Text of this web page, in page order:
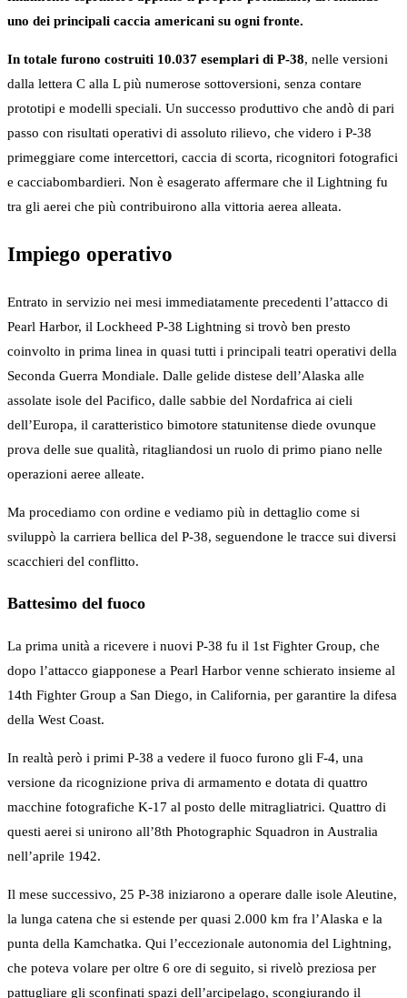
uno dei principali caccia americani su ogni fronte.
In totale furono costruiti 10.037 esemplari di P-38, nelle versioni
dalla lettera C alla L più numerose sottoversioni, senza contare
prototipi e modelli speciali. Un successo produttivo che andò di pari
passo con risultati operativi di assoluto rilievo, che videro i P-38
primeggiare come intercettori, caccia di scorta, ricognitori fotografici
e cacciabombardieri. Non è esagerato affermare che il Lightning fu
tra gli aerei che più contribuirono alla vittoria aerea alleata.
Impiego operativo
Entrato in servizio nei mesi immediatamente precedenti l’attacco di
Pearl Harbor, il Lockheed P-38 Lightning si trovò ben presto
coinvolto in prima linea in quasi tutti i principali teatri operativi della
Seconda Guerra Mondiale. Dalle gelide distese dell’Alaska alle
assolate isole del Pacifico, dalle sabbie del Nordafrica ai cieli
dell’Europa, il caratteristico bimotore statunitense diede ovunque
prova delle sue qualità, ritagliandosi un ruolo di primo piano nelle
operazioni aeree alleate.
Ma procediamo con ordine e vediamo più in dettaglio come si
sviluppò la carriera bellica del P-38, seguendone le tracce sui diversi
scacchieri del conflitto.
Battesimo del fuoco
La prima unità a ricevere i nuovi P-38 fu il 1st Fighter Group, che
dopo l’attacco giapponese a Pearl Harbor venne schierato insieme al
14th Fighter Group a San Diego, in California, per garantire la difesa
della West Coast.
In realtà però i primi P-38 a vedere il fuoco furono gli F-4, una
versione da ricognizione priva di armamento e dotata di quattro
macchine fotografiche K-17 al posto delle mitragliatrici. Quattro di
questi aerei si unirono all’8th Photographic Squadron in Australia
nell’aprile 1942.
Il mese successivo, 25 P-38 iniziarono a operare dalle isole Aleutine,
la lunga catena che si estende per quasi 2.000 km fra l’Alaska e la
punta della Kamchatka. Qui l’eccezionale autonomia del Lightning,
che poteva volare per oltre 6 ore di seguito, si rivelò preziosa per
pattugliare gli sconfinati spazi dell’arcipelago, scongiurando il